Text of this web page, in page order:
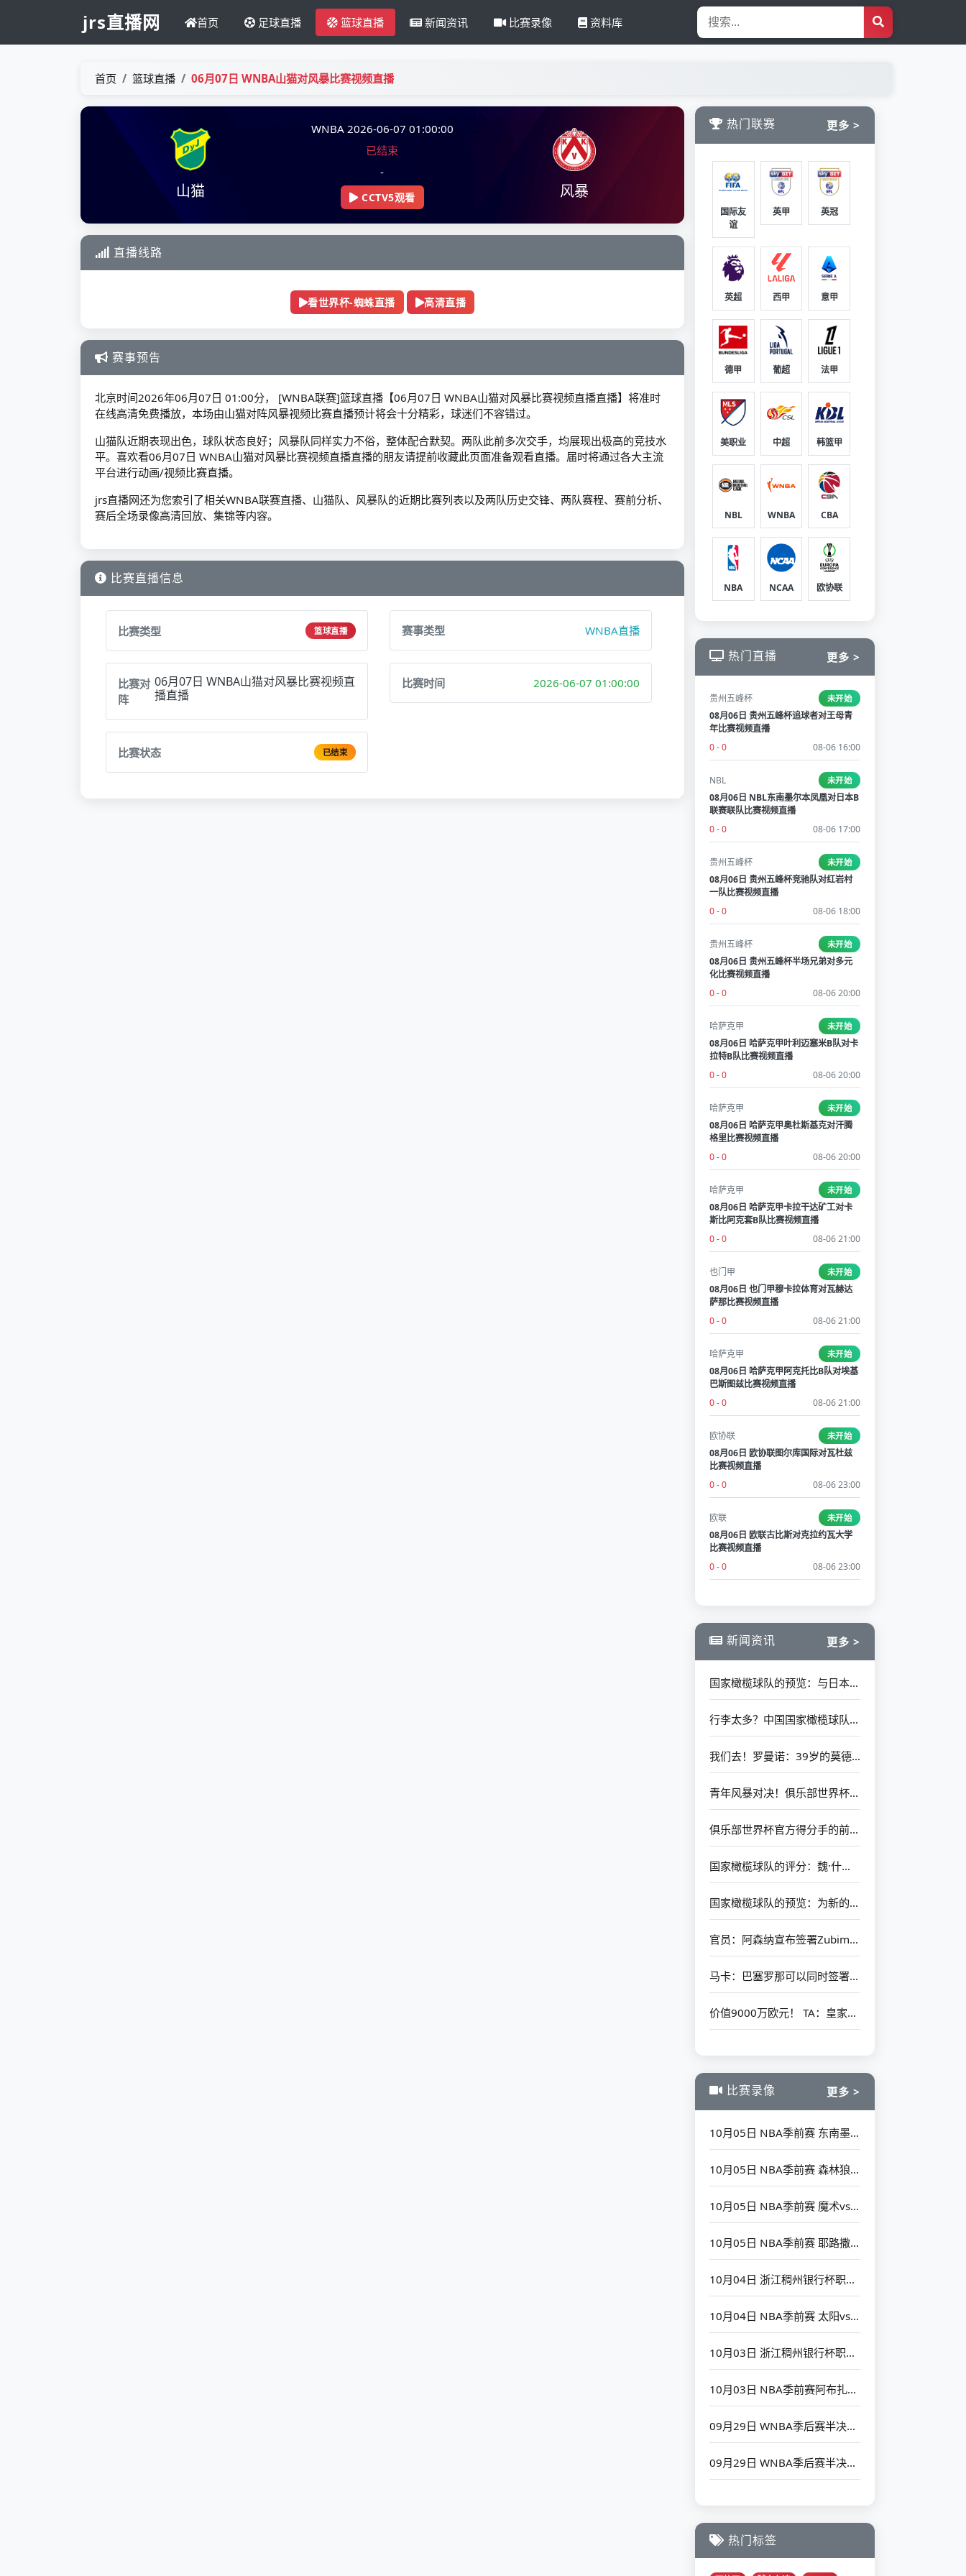
jrs直播网 首页 足球直播 篮球直播 新闻资讯 比赛录像 资料库
首页 篮球直播 06月07日 WNBA山猫对风暴比赛视频直播
山猫
WNBA 2026-06-07 01:00:00
已结束
-
CCTV5观看 风暴
直播线路
看世界杯-蜘蛛直播 高清直播
赛事预告
北京时间2026年06月07日 01:00分， [WNBA联赛]篮球直播【06月07日 WNBA山猫对风暴比赛视频直播直播】将准时
在线高清免费播放，本场由山猫对阵风暴视频比赛直播预计将会十分精彩，球迷们不容错过。
山猫队近期表现出色，球队状态良好；风暴队同样实力不俗，整体配合默契。两队此前多次交手，均展现出极高的竞技水
平。喜欢看06月07日 WNBA山猫对风暴比赛视频直播直播的朋友请提前收藏此页面准备观看直播。届时将通过各大主流
平台进行动画/视频比赛直播。
jrs直播网还为您索引了相关WNBA联赛直播、山猫队、风暴队的近期比赛列表以及两队历史交锋、两队赛程、赛前分析、
赛后全场录像高清回放、集锦等内容。
比赛直播信息
比赛类型 篮球直播 赛事类型 WNBA直播
比赛对
阵
06月07日 WNBA山猫对风暴比赛视频直
播直播
比赛时间 2026-06-07 01:00:00
比赛状态 已结束
热门联赛 更多 >
国际友
谊
英甲 英冠
英超 西甲 意甲
德甲 葡超 法甲
美职业 中超 韩篮甲
NBL WNBA CBA
NBA NCAA 欧协联
热门直播 更多 >
贵州五峰杯 未开始
08月06日 贵州五峰杯追球者对王母青
年比赛视频直播
0 - 0
08-06 16:00
NBL 未开始
08月06日 NBL东南墨尔本凤凰对日本B
联赛联队比赛视频直播
0 - 0
08-06 17:00
贵州五峰杯 未开始
08月06日 贵州五峰杯竞驰队对红岩村
一队比赛视频直播
0 - 0
08-06 18:00
贵州五峰杯 未开始
08月06日 贵州五峰杯半场兄弟对多元
化比赛视频直播
0 - 0
08-06 20:00
哈萨克甲 未开始
08月06日 哈萨克甲叶利迈塞米B队对卡
拉特B队比赛视频直播
0 - 0
08-06 20:00
哈萨克甲 未开始
08月06日 哈萨克甲奥杜斯基克对汗腾
格里比赛视频直播
0 - 0
08-06 20:00
哈萨克甲 未开始
08月06日 哈萨克甲卡拉干达矿工对卡
斯比阿克套B队比赛视频直播
0 - 0
08-06 21:00
也门甲 未开始
08月06日 也门甲穆卡拉体育对瓦赫达
萨那比赛视频直播
0 - 0
08-06 21:00
哈萨克甲 未开始
08月06日 哈萨克甲阿克托比B队对埃基
巴斯图兹比赛视频直播
0 - 0
08-06 21:00
欧协联 未开始
08月06日 欧协联图尔库国际对瓦杜兹
比赛视频直播
0 - 0
08-06 23:00
欧联 未开始
08月06日 欧联古比斯对克拉约瓦大学
比赛视频直播
0 - 0
08-06 23:00
新闻资讯 更多 >
国家橄榄球队的预览：与日本作战需要实用主义避免悲剧 更多的新移民可能欢迎他们的首次亮相
行李太多？中国国家橄榄球队的官方回应：56件设备的具体情况如下
我们去！罗曼诺：39岁的莫德里克（Modric）自由加入AC米兰（AC Milan）
青年风暴对决！俱乐部世界杯决赛：巴黎与切尔西于7月14日开始
俱乐部世界杯官方得分手的前十名：冈萨洛·加西亚（Gonzalo Garcia）以4个进球排名第一 其余9人被淘汰
国家橄榄球队的评分：魏·什豪（Wei Shihao）在替补席上的最高分
国家橄榄球队的预览：为新的鲜血周期奠定了基础 韩国仍然需要在第一场比赛中放开手脚
官员：阿森纳宣布签署Zubimendi 分期付款为6500万欧元
马卡：巴塞罗那可以同时签署迪亚斯+拉什福德 曼联承诺首次借给后者
价值9000万欧元！ TA：皇家马德里愿意出售罗德里戈 阿森纳有初步联系
比赛录像 更多 >
10月05日 NBA季前赛 东南墨尔本凤凰vs鹈鹕 全场录像回放
10月05日 NBA季前赛 森林狼vs掘金 全场录像回放
10月05日 NBA季前赛 魔术vs热火 全场录像回放
10月05日 NBA季前赛 耶路撒冷夏普尔vs篮网 全场录像回放
10月04日 浙江稠州银行杯职业篮球对抗赛 广厦vs浙江 全场录像回放
10月04日 NBA季前赛 太阳vs湖人 全场录像回放
10月03日 浙江稠州银行杯职业篮球对抗赛 上海vs广厦 全场录像回放
10月03日 NBA季前赛阿布扎比站 76人vs尼克斯 全场录像回放
09月29日 WNBA季后赛半决赛G4 明尼苏达山猫vs菲尼克斯水星 全场录像回放
09月29日 WNBA季后赛半决赛G4 拉斯维加斯王牌vs印第安纳狂热星 全场录像回放
热门标签